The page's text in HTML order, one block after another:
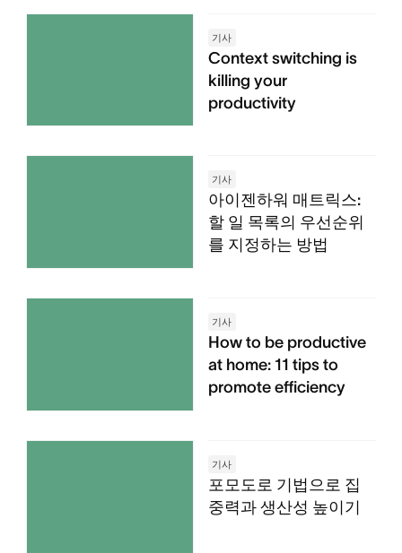
기사
Context switching is
killing your
productivity
기사
아이젠하워 매트릭스:
할 일 목록의 우선순위
를 지정하는 방법
기사
How to be productive
at home: 11 tips to
promote efficiency
기사
포모도로 기법으로 집
중력과 생산성 높이기